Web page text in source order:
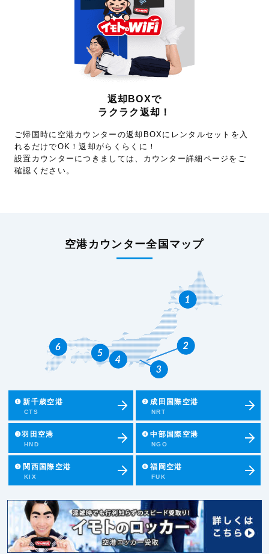
返却BOXで
ラクラク返却！
ご帰国時に空港カウンターの返却BOXにレンタルセットを入
れるだけでOK！返却がらくらくに！
設置カウンターにつきましては、カウンター詳細ページをご
確認ください。
空港カウンター全国マップ
❶ 新千歳空港
CTS
❷ 成田国際空港
NRT
❸羽田空港
HND
❹ 中部国際空港
NGO
❺ 関西国際空港
KIX
❻ 福岡空港
FUK